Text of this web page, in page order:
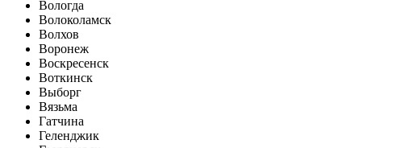
Вологда
Волоколамск
Волхов
Воронеж
Воскресенск
Воткинск
Выборг
Вязьма
Гатчина
Геленджик